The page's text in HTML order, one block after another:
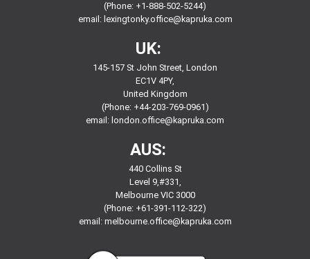
(Phone: +1-888-502-5244)
email: lexingtonky.office@kapruka.com
UK:
145-157 St John Street, London
EC1V 4PY,
United Kingdom
(Phone: +44-203-769-0961)
email: london.office@kapruka.com
AUS:
440 Collins St
Level 9,#331,
Melbourne VIC 3000
(Phone: +61-391-112-322)
email: melbourne.office@kapruka.com